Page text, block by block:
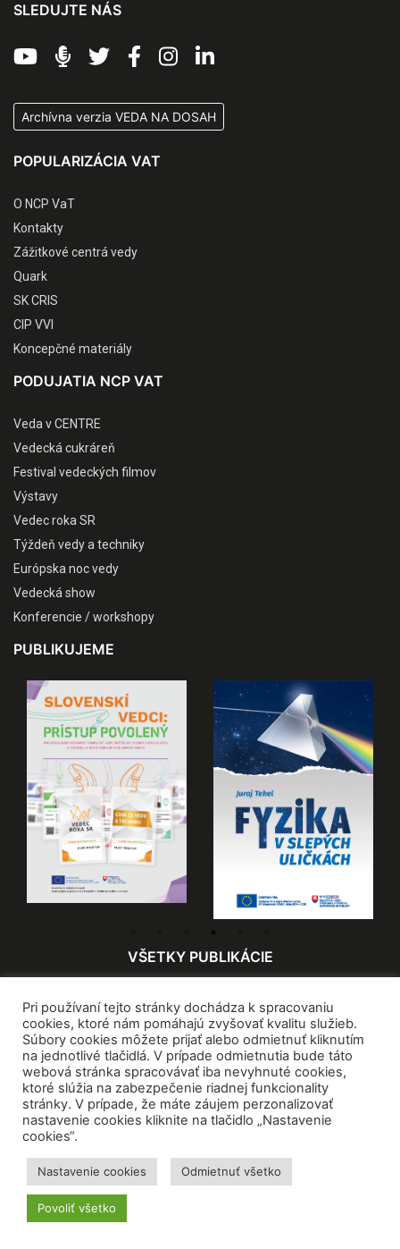
SLEDUJTE NÁS
Archívna verzia VEDA NA DOSAH
POPULARIZÁCIA VAT
O NCP VaT
Kontakty
Zážitkové centrá vedy
Quark
SK CRIS
CIP VVI
Koncepčné materiály
PODUJATIA NCP VAT
Veda v CENTRE
Vedecká cukráreň
Festival vedeckých filmov
Výstavy
Vedec roka SR
Týždeň vedy a techniky
Európska noc vedy
Vedecká show
Konferencie / workshopy
PUBLIKUJEME
VŠETKY PUBLIKÁCIE
© CVTI SR Zásady ochrany osobných údajov
Vyhlásenie o prístupnosti Mapa stránky RSS
Pri používaní tejto stránky dochádza k spracovaniu
cookies, ktoré nám pomáhajú zvyšovať kvalitu služieb.
Súbory cookies môžete prijať alebo odmietnuť kliknutím
na jednotlivé tlačidlá. V prípade odmietnutia bude táto
webová stránka spracovávať iba nevyhnuté cookies,
ktoré slúžia na zabezpečenie riadnej funkcionality
stránky. V prípade, že máte záujem perzonalizovať
nastavenie cookies kliknite na tlačidlo „Nastavenie
cookies“.
Nastavenie cookies Odmietnuť všetko
Povoliť všetko